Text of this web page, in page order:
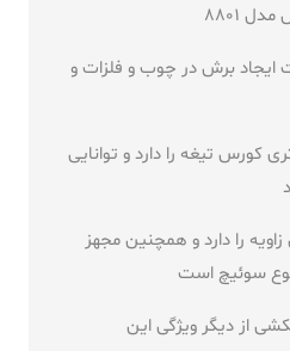
8801
برش در چوب و فلزات و
14 میلی متری کورس تیغه را دارد و توانایی
را دارد و همچنین مجهز
سوئیچ است
از دیگر ویژگی این